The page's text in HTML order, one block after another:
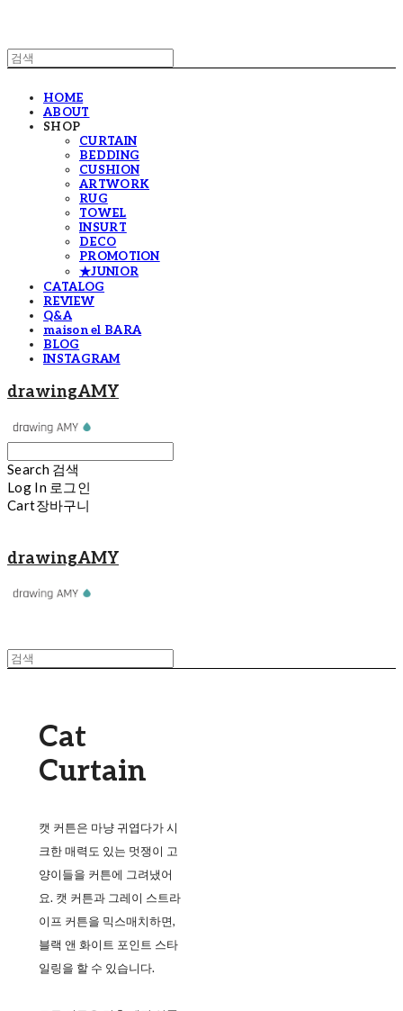
HOME
ABOUT
SHOP
CURTAIN
BEDDING
CUSHION
ARTWORK
RUG
TOWEL
INSURT
DECO
PROMOTION
★JUNIOR
CATALOG
REVIEW
Q&A
maison el BARA
BLOG
INSTAGRAM
drawingAMY
Search 검색
Log In 로그인
Cart장바구니
drawingAMY
Cat
Curtain
캣 커튼은 마냥 귀엽다가 시
크한 매력도 있는 멋쟁이 고
양이들을 커튼에 그려냈어
요. 캣 커튼과 그레이 스트라
이프 커튼을 믹스매치하면,
블랙 앤 화이트 포인트 스타
일링을 할 수 있습니다.